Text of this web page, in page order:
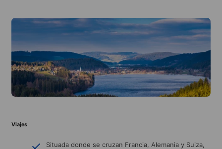
Viajes
Situada donde se cruzan Francia, Alemania y Suiza,